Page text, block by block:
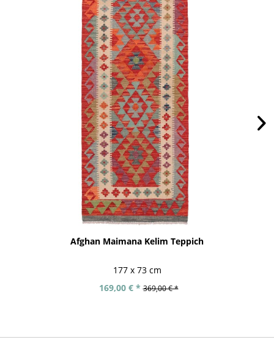
Afghan Maimana Kelim Teppich
177 x 73 cm
169,00 € * 369,00 € *